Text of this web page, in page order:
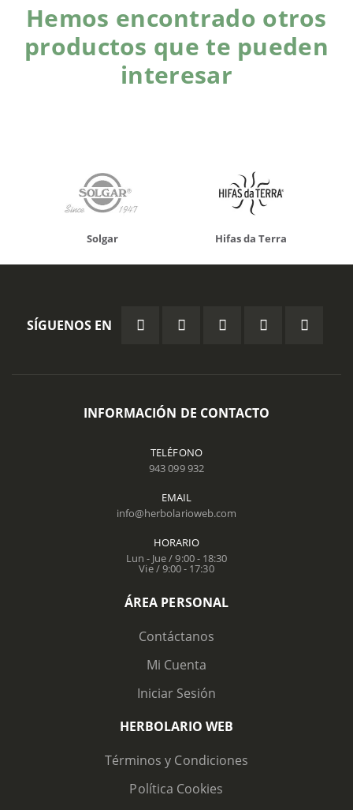
Hemos encontrado otros
productos que te pueden
interesar
Solgar Hifas da Terra
SÍGUENOS EN
INFORMACIÓN DE CONTACTO
TELÉFONO
943 099 932
EMAIL
info@herbolarioweb.com
HORARIO
Lun - Jue / 9:00 - 18:30
Vie / 9:00 - 17:30
ÁREA PERSONAL
Contáctanos
Mi Cuenta
Iniciar Sesión
HERBOLARIO WEB
Términos y Condiciones
Política Cookies